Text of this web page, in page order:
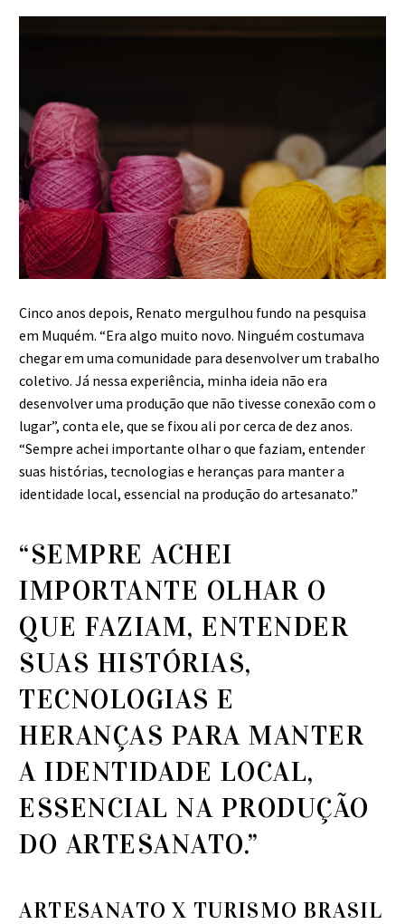
Cinco anos depois, Renato mergulhou fundo na pesquisa
em Muquém. “Era algo muito novo. Ninguém costumava
chegar em uma comunidade para desenvolver um trabalho
coletivo. Já nessa experiência, minha ideia não era
desenvolver uma produção que não tivesse conexão com o
lugar”, conta ele, que se fixou ali por cerca de dez anos.
“Sempre achei importante olhar o que faziam, entender
suas histórias, tecnologias e heranças para manter a
identidade local, essencial na produção do artesanato.”
“SEMPRE ACHEI
IMPORTANTE OLHAR O
QUE FAZIAM, ENTENDER
SUAS HISTÓRIAS,
TECNOLOGIAS E
HERANÇAS PARA MANTER
A IDENTIDADE LOCAL,
ESSENCIAL NA PRODUÇÃO
DO ARTESANATO.”
ARTESANATO X TURISMO BRASIL